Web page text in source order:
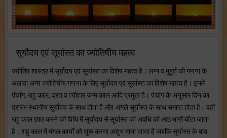
सूर्योदय एवं सूर्यास्त का ज्योतिषीय महत्व
ज्योतिष शास्त्र में सूर्योदय एवं सूर्यास्त का विशेष महत्व है। लग्न व मुहूर्त की गणना के
अलावा अन्य ज्योतिषीय गणना के लिए सूर्योदय एवं सूर्यास्त का विशेष महत्व है। इनमें
पंचांग, राहु काल, व्रत व त्यौहार जन्म काल आदि प्रमुख है। पंचांग के अनुसार दिन का
प्रारंभ स्थानीय सूर्योदय के साथ होता है और अगले सूर्यास्त के साथ समाप्त होता है। वहीं
राहु काल ज्ञात करने की विधि में सूर्योदय से सूर्यास्त की अवधि को आठ भागों बाँटा जाता
है। राहु काल में मंगल कार्यों को शुरू करना अशुभ माना जाता है जबकि सूर्यास्त के बाद